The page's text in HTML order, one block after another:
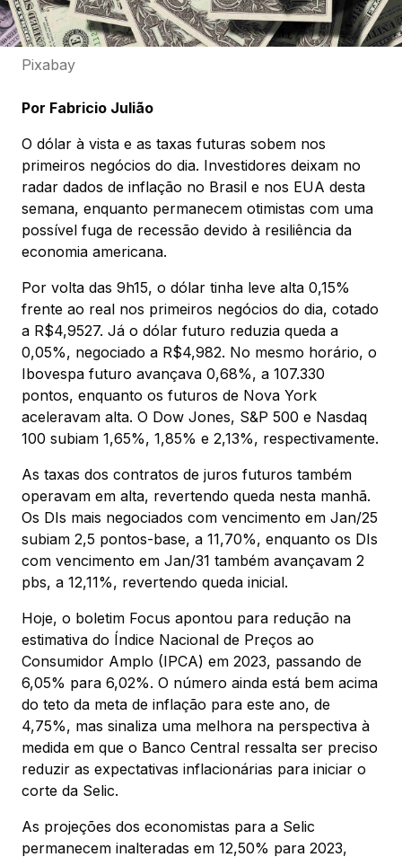
Pixabay
Por Fabricio Julião
O dólar à vista e as taxas futuras sobem nos
primeiros negócios do dia. Investidores deixam no
radar dados de inflação no Brasil e nos EUA desta
semana, enquanto permanecem otimistas com uma
possível fuga de recessão devido à resiliência da
economia americana.
Por volta das 9h15, o dólar tinha leve alta 0,15%
frente ao real nos primeiros negócios do dia, cotado
a R$4,9527. Já o dólar futuro reduzia queda a
0,05%, negociado a R$4,982. No mesmo horário, o
Ibovespa futuro avançava 0,68%, a 107.330
pontos, enquanto os futuros de Nova York
aceleravam alta. O Dow Jones, S&P 500 e Nasdaq
100 subiam 1,65%, 1,85% e 2,13%, respectivamente.
As taxas dos contratos de juros futuros também
operavam em alta, revertendo queda nesta manhã.
Os DIs mais negociados com vencimento em Jan/25
subiam 2,5 pontos-base, a 11,70%, enquanto os DIs
com vencimento em Jan/31 também avançavam 2
pbs, a 12,11%, revertendo queda inicial.
Hoje, o boletim Focus apontou para redução na
estimativa do Índice Nacional de Preços ao
Consumidor Amplo (IPCA) em 2023, passando de
6,05% para 6,02%. O número ainda está bem acima
do teto da meta de inflação para este ano, de
4,75%, mas sinaliza uma melhora na perspectiva à
medida em que o Banco Central ressalta ser preciso
reduzir as expectativas inflacionárias para iniciar o
corte da Selic.
As projeções dos economistas para a Selic
permanecem inalteradas em 12,50% para 2023,